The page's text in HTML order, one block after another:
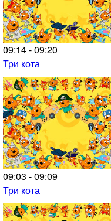
09:14 - 09:20
Три кота
09:03 - 09:09
Три кота